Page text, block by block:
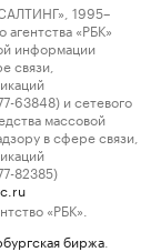
1995–
«РБК»
информации
связи,
63848) и сетевого
массовой
в сфере связи,
82385)
«РБК».
биржа